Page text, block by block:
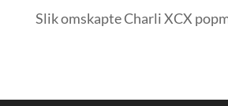
Slik omskapte Charli XCX